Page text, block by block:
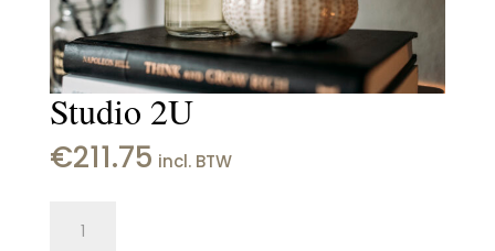
Studio 2U
€211.75 incl. BTW